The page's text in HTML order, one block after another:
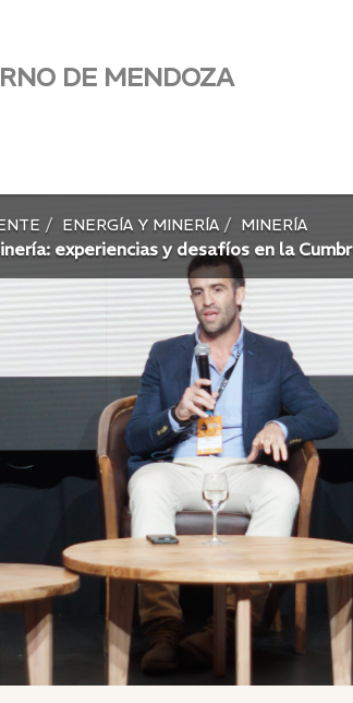
DE MENDOZA
ENERGÍA Y MINERÍA MINERÍA
experiencias y desafíos en la